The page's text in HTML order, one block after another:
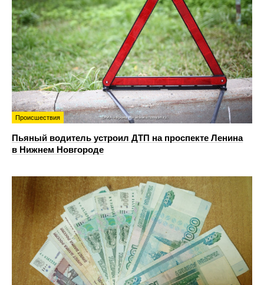
Происшествия
Пьяный водитель устроил ДТП на проспекте Ленина
в Нижнем Новгороде